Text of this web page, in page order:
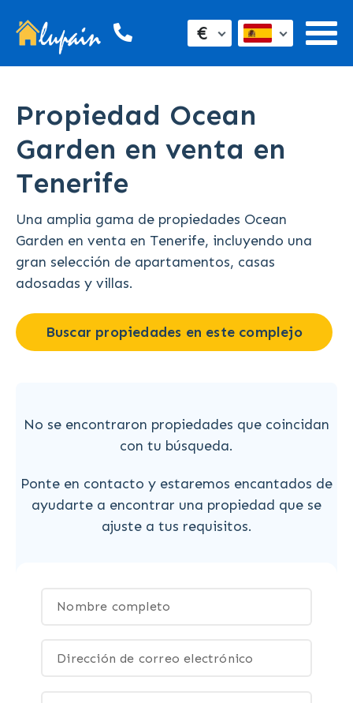
€
Propiedad Ocean
Garden en venta en
Tenerife
Una amplia gama de propiedades Ocean
Garden en venta en Tenerife, incluyendo una
gran selección de apartamentos, casas
adosadas y villas.
Buscar propiedades en este complejo
No se encontraron propiedades que coincidan
con tu búsqueda.
Ponte en contacto y estaremos encantados de
ayudarte a encontrar una propiedad que se
ajuste a tus requisitos.